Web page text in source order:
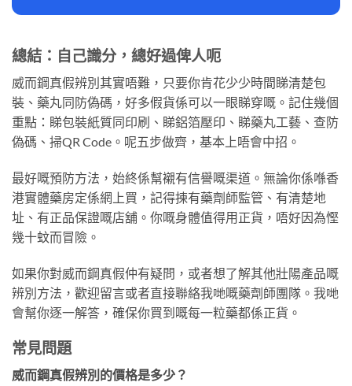
總結：自己識分，總好過俾人呃
威而鋼真假辨別其實唔難，只要你肯花少少時間睇清楚包
裝、藥丸同防偽碼，好多假貨係可以一眼睇穿嘅。記住幾個
重點：睇包裝紙質同印刷、睇鋁箔壓印、睇藥丸工藝、查防
偽碼、掃QR Code。呢五步做齊，基本上唔會中招。
最好嘅預防方法，始終係幫襯有信譽嘅渠道。無論你係喺香
港實體藥房定係網上買，記得揀有藥劑師監管、有清楚地
址、有正品保證嘅店舖。你嘅身體值得用正貨，唔好因為慳
幾十蚊而冒險。
如果你對威而鋼真假仲有疑問，或者想了解其他壯陽產品嘅
辨別方法，歡迎留言或者直接聯絡我哋嘅藥劑師團隊。我哋
會幫你逐一解答，確保你買到嘅每一粒藥都係正貨。
常見問題
威而鋼真假辨別的價格是多少？